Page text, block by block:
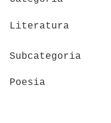
Literatura
Subcategoria
Poesia